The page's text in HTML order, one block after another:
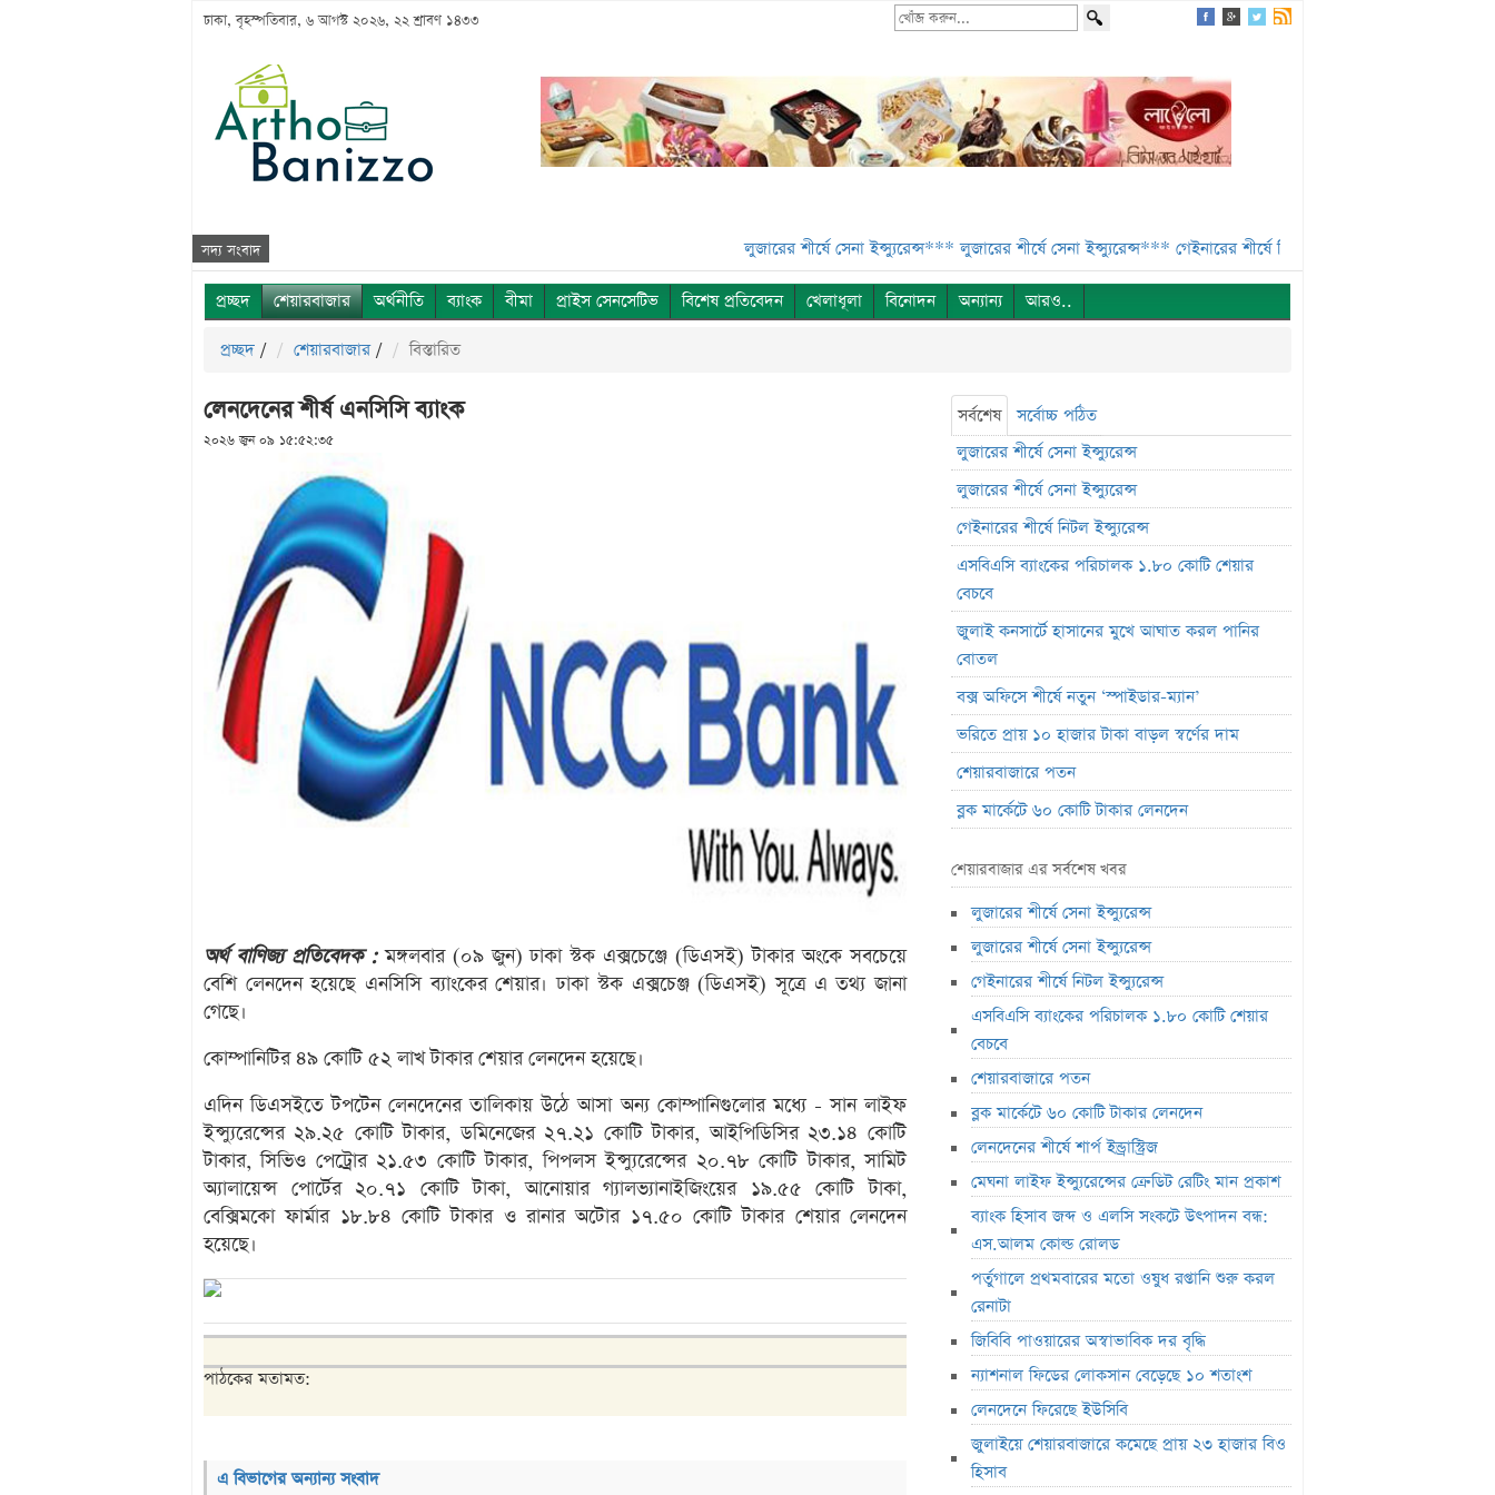
ঢাকা, বৃহস্পতিবার, ৬ আগস্ট ২০২৬, ২২ শ্রাবণ ১৪৩৩
সদ্য সংবাদ লুজারের শীর্ষে সেনা ইন্স্যুরেন্স*** লুজারের শীর্ষে সেনা ইন্স্যুরেন্স*** গেইনারের শীর্ষে নিটল ইন্স্যুরেন্স***
প্রচ্ছদ শেয়ারবাজার অর্থনীতি ব্যাংক বীমা প্রাইস সেনসেটিভ বিশেষ প্রতিবেদন খেলাধূলা বিনোদন অন্যান্য আরও..
প্রচ্ছদ / শেয়ারবাজার / বিস্তারিত
লেনদেনের শীর্ষ এনসিসি ব্যাংক
২০২৬ জুন ০৯ ১৫:৫২:৩৫
অর্থ বাণিজ্য প্রতিবেদক :মঙ্গলবার (০৯ জুন) ঢাকা স্টক এক্সচেঞ্জে (ডিএসই) টাকার অংকে সবচেয়ে
বেশি লেনদেন হয়েছে এনসিসি ব্যাংকের শেয়ার। ঢাকা স্টক এক্সচেঞ্জ (ডিএসই) সূত্রে এ তথ্য জানা
গেছে।
কোম্পানিটির ৪৯ কোটি ৫২ লাখ টাকার শেয়ার লেনদেন হয়েছে।
এদিন ডিএসইতে টপটেন লেনদেনের তালিকায় উঠে আসা অন্য কোম্পানিগুলোর মধ্যে - সান লাইফ
ইন্স্যুরেন্সের ২৯.২৫ কোটি টাকার, ডমিনেজের ২৭.২১ কোটি টাকার, আইপিডিসির ২৩.১৪ কোটি
টাকার, সিভিও পেট্রোর ২১.৫৩ কোটি টাকার, পিপলস ইন্স্যুরেন্সের ২০.৭৮ কোটি টাকার, সামিট
অ্যালায়েন্স পোর্টের ২০.৭১ কোটি টাকা, আনোয়ার গ্যালভ্যানাইজিংয়ের ১৯.৫৫ কোটি টাকা,
বেক্সিমকো ফার্মার ১৮.৮৪ কোটি টাকার ও রানার অটোর ১৭.৫০ কোটি টাকার শেয়ার লেনদেন
হয়েছে।
পাঠকের মতামত:
এ বিভাগের অন্যান্য সংবাদ
সর্বশেষ
সর্বোচ্চ পঠিত
লুজারের শীর্ষে সেনা ইন্স্যুরেন্স
লুজারের শীর্ষে সেনা ইন্স্যুরেন্স
গেইনারের শীর্ষে নিটল ইন্স্যুরেন্স
এসবিএসি ব্যাংকের পরিচালক ১.৮০ কোটি শেয়ার
বেচবে
জুলাই কনসার্টে হাসানের মুখে আঘাত করল পানির
বোতল
বক্স অফিসে শীর্ষে নতুন ‘স্পাইডার-ম্যান’
ভরিতে প্রায় ১০ হাজার টাকা বাড়ল স্বর্ণের দাম
শেয়ারবাজারে পতন
ব্লক মার্কেটে ৬০ কোটি টাকার লেনদেন
মেঘনা লাইফ ইন্স্যুরেন্সের ক্রেডিট রেটিং মান প্রকাশ
ব্যাংক হিসাব জব্দ ও এলসি সংকটে উৎপাদন বন্ধ:
এস.আলম কোল্ড রোলড
পর্তুগালে প্রথমবারের মতো ওষুধ রপ্তানি শুরু করল
রেনাটা
জিবিবি পাওয়ারের অস্বাভাবিক দর বৃদ্ধি
ন্যাশনাল ফিডের লোকসান বেড়েছে ১০ শতাংশ
লেনদেনে ফিরেছে ইউসিবি
জুলাইয়ে শেয়ারবাজারে কমেছে প্রায় ২৩ হাজার বিও
হিসাব
মাধুরীর কোটি টাকার সম্পত্তি বিক্রি
পাঁচ বছরে শেয়ারহোল্ডারদের ২ হাজার ৮৫৫ কোটি
টাকা লভ্যাংশ দিয়েছে রবি
২৭১ কোটি টাকার বীমা দাবি পরিশোধে অক্ষম,
ভবিষ্যৎ নিয়েও শঙ্কা নিরীক্ষকের
পাঁচ বিষয়ে তদন্তে এনআরবিসি ব্যাংক সিকিউরিটিজ
লাইফ ফান্ড থেকে ২,৩৬৭ কোটি টাকা লোপাট,
দেউলিয়ার দ্বারপ্রান্তে ফারইস্ট ইসলামী লাইফ
শেয়ারবাজার এর সর্বশেষ খবর
লুজারের শীর্ষে সেনা ইন্স্যুরেন্স
লুজারের শীর্ষে সেনা ইন্স্যুরেন্স
গেইনারের শীর্ষে নিটল ইন্স্যুরেন্স
এসবিএসি ব্যাংকের পরিচালক ১.৮০ কোটি শেয়ার
বেচবে
শেয়ারবাজারে পতন
ব্লক মার্কেটে ৬০ কোটি টাকার লেনদেন
লেনদেনের শীর্ষে শার্প ইন্ড্রাস্ট্রিজ
মেঘনা লাইফ ইন্স্যুরেন্সের ক্রেডিট রেটিং মান প্রকাশ
ব্যাংক হিসাব জব্দ ও এলসি সংকটে উৎপাদন বন্ধ:
এস.আলম কোল্ড রোলড
পর্তুগালে প্রথমবারের মতো ওষুধ রপ্তানি শুরু করল
রেনাটা
জিবিবি পাওয়ারের অস্বাভাবিক দর বৃদ্ধি
ন্যাশনাল ফিডের লোকসান বেড়েছে ১০ শতাংশ
লেনদেনে ফিরেছে ইউসিবি
জুলাইয়ে শেয়ারবাজারে কমেছে প্রায় ২৩ হাজার বিও
হিসাব